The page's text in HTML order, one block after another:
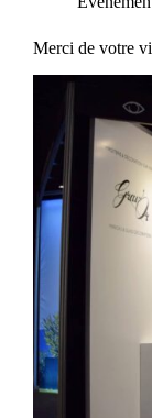
Merci de votre